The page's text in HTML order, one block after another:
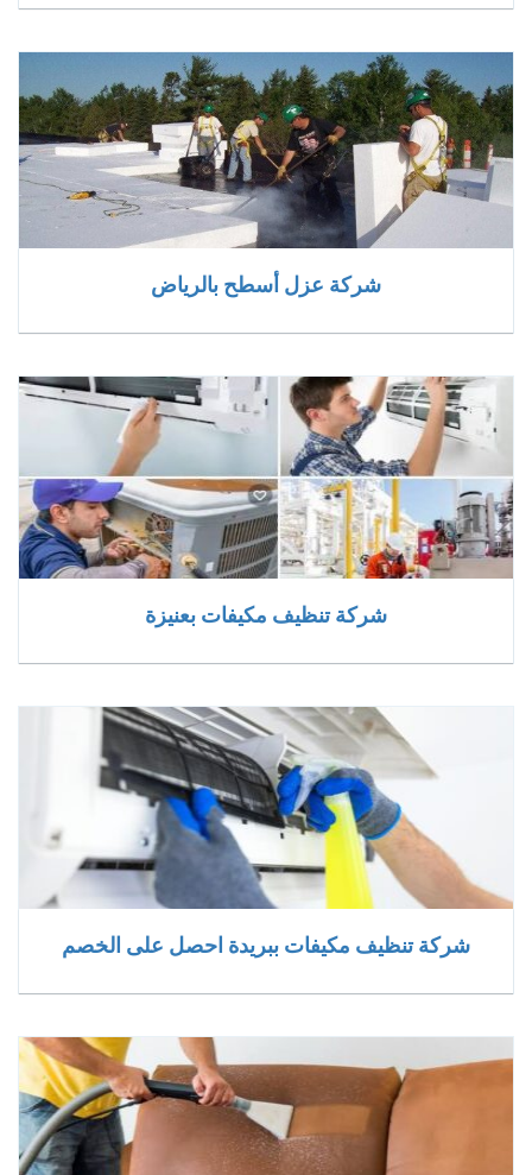
شركة عزل أسطح بالرياض
شركة تنظيف مكيفات بعنيزة
شركة تنظيف مكيفات ببريدة احصل على الخصم